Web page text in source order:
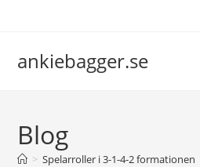
ankiebagger.se
Blog
> Spelarroller i 3-1-4-2 formationen